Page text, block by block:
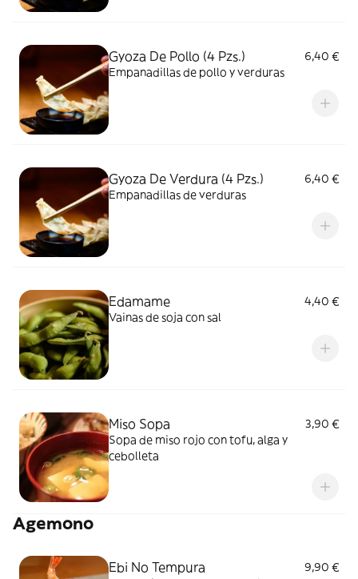
Gyoza De Pollo (4 Pzs.)
6,40 €
Empanadillas de pollo y verduras
Gyoza De Verdura (4 Pzs.)
6,40 €
Empanadillas de verduras
Edamame
4,40 €
Vainas de soja con sal
Miso Sopa
3,90 €
Sopa de miso rojo con tofu, alga y
cebolleta
Agemono
Ebi No Tempura
9,90 €